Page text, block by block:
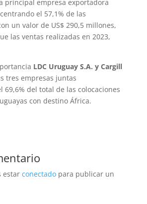
principal empresa exportadora
el 57,1% de las
un valor de US$ 290,5 millones,
las ventas realizadas en 2023,
LDC Uruguay S.A. y Cargill
tres empresas juntas
69,6% del total de las colocaciones
con destino África.
estar conectadopara publicar un